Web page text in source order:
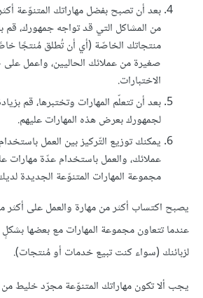
بعد أن تصبح بفضل مهاراتك المتنوّعة
من المشاكل التي قد تواجه جمهورك، قم
منتجاتك الخاصّة (أي أن تُطلق مُنتجًا
صغيرة من عملائك الحاليين، واعمل
الاختبارات.
بعد أن تتعلّم المهارات وتختبرها، قم
لجمهورك بعرض هذه المهارات عليهم.
يمكنك توزيع التّركيز بين العمل
عملائك، والعمل باستخدام عدّة مهارات
مجموعة المهارات المتنوّعة الجديدة
يصبح اكتساب أكثر من مهارة والعمل على
عندما تتعاون مجموعة المهارات مع بعضها
لزبائنك (سواء كنت تبيع خدمات أو مُنتجات).
يجب ألا تكون مهاراتك المتنوّعة مجرّد خليط من